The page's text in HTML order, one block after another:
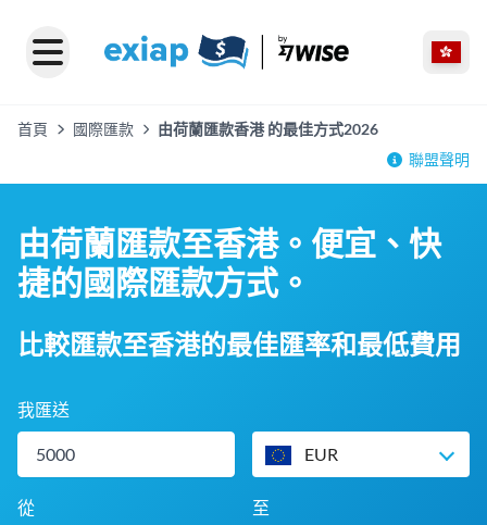
首頁 國際匯款
由荷蘭匯款香港 的最佳方式2026
聯盟聲明
由荷蘭匯款至香港。便宜、快
捷的國際匯款方式。
比較匯款至香港的最佳匯率和最低費用
我匯送
EUR
從 至